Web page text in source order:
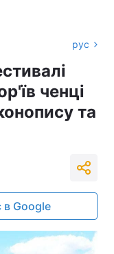
рус
ченці
та
в Google